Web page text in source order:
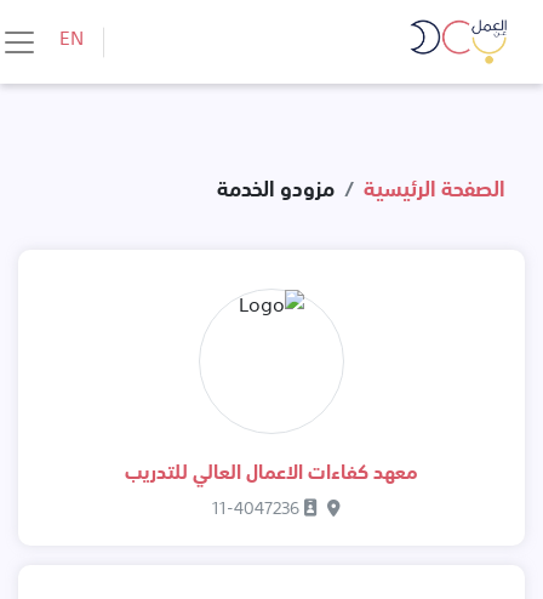
Skip to content
EN
الصفحة الرئيسية مزودو الخدمة
معهد كفاءات الاعمال العالي للتدريب